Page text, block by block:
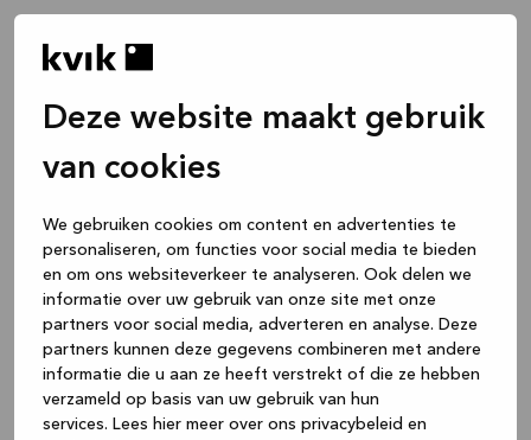
Deze website maakt gebruik
van cookies
We gebruiken cookies om content en advertenties te
personaliseren, om functies voor social media te bieden
en om ons websiteverkeer te analyseren. Ook delen we
informatie over uw gebruik van onze site met onze
partners voor social media, adverteren en analyse. Deze
partners kunnen deze gegevens combineren met andere
informatie die u aan ze heeft verstrekt of die ze hebben
verzameld op basis van uw gebruik van hun
services. Lees hier meer over ons privacybeleid en